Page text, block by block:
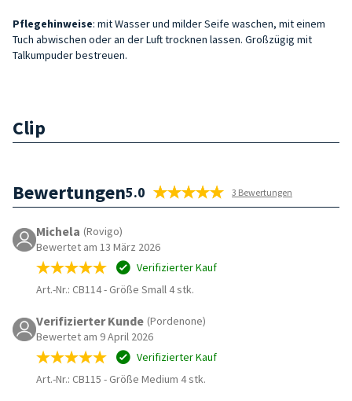
Pflegehinweise: mit Wasser und milder Seife waschen, mit einem
Tuch abwischen oder an der Luft trocknen lassen. Großzügig mit
Talkumpuder bestreuen.
Clip
Bewertungen5.0 3 Bewertungen
Michela (Rovigo)
Bewertet am 13 März 2026
Verifizierter Kauf
Art.-Nr.: CB114- Größe Small 4 stk.
Verifizierter Kunde (Pordenone)
Bewertet am 9 April 2026
Verifizierter Kauf
Art.-Nr.: CB115 - Größe Medium 4 stk.